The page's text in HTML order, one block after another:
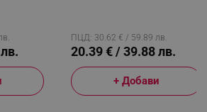
От Неръждаема Стомана,
Бял
ПЦД: 30.62 € / 59.89 лв.
20.39 € / 39.88 лв.
+ Добави